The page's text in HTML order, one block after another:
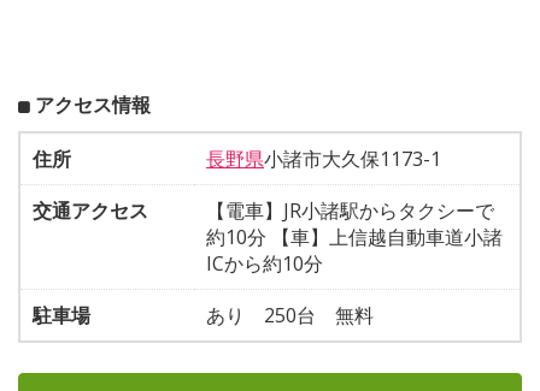
アクセス情報
住所 長野県小諸市大久保1173-1
交通アクセス
【電車】JR小諸駅からタクシーで
約10分 【車】上信越自動車道小諸
ICから約10分
駐車場
あり 250台 無料